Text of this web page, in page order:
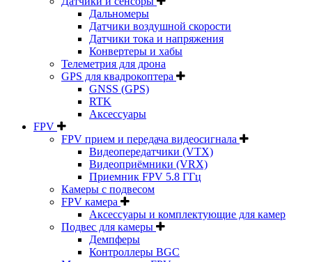
Дальномеры
Датчики воздушной скорости
Датчики тока и напряжения
Конвертеры и хабы
Телеметрия для дрона
GPS для квадрокоптера
GNSS (GPS)
RTK
Аксессуары
FPV
FPV прием и передача видеосигнала
Видеопередатчики (VTX)
Видеоприёмники (VRX)
Приемник FPV 5.8 ГГц
Камеры с подвесом
FPV камера
Аксессуары и комплектующие для камер
Подвес для камеры
Демпферы
Контроллеры BGC